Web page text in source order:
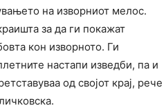
на изворниот мелос.
за да ги покажат
кон изворното. Ги
настапи изведби, па и
од својот крај, рече